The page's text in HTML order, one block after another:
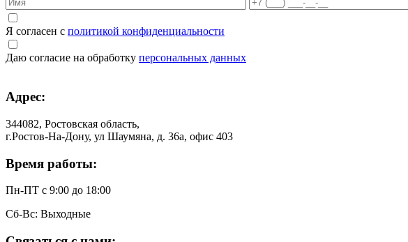
Я согласен с политикой конфиденциальности
Даю согласие на обработку персональных данных
Адрес:
344082, Ростовская область,
г.Ростов-На-Дону, ул Шаумяна, д. 36а, офис 403
Время работы:
Пн-ПТ с 9:00 до 18:00
Сб-Вс: Выходные